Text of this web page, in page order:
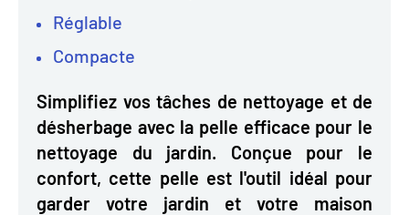
Réglable
Compacte
Simplifiez vos tâches de nettoyage et de
désherbage avec la pelle efficace pour le
nettoyage du jardin. Conçue pour le
confort, cette pelle est l'outil idéal pour
garder votre jardin et votre maison